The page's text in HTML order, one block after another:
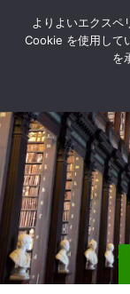
よりよいエクスペ
Cookie を使用して
を